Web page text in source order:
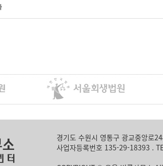
경기도 수원시 영통구 광교중앙로
사업자등록번호 135-29-18393 .